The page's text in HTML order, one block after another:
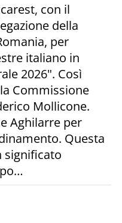
con il
della
per
italiano in
2026". Così
Commissione
Mollicone.
Aghilarre per
Questa
significato